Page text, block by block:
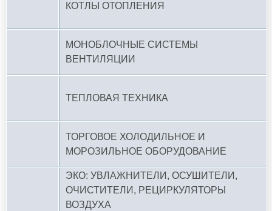
КОТЛЫ ОТОПЛЕНИЯ
МОНОБЛОЧНЫЕ СИСТЕМЫ
ВЕНТИЛЯЦИИ
ТЕПЛОВАЯ ТЕХНИКА
ТОРГОВОЕ ХОЛОДИЛЬНОЕ И
МОРОЗИЛЬНОЕ ОБОРУДОВАНИЕ
ЭКО: УВЛАЖНИТЕЛИ, ОСУШИТЕЛИ,
ОЧИСТИТЕЛИ, РЕЦИРКУЛЯТОРЫ
ВОЗДУХА